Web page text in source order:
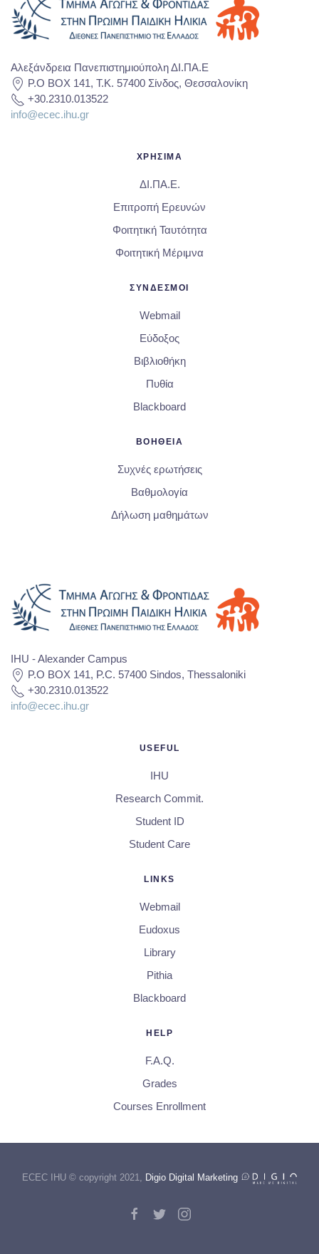
Αλεξάνδρεια Πανεπιστημιούπολη ΔΙ.ΠΑ.Ε
P.O BOX 141, T.K. 57400 Σίνδος, Θεσσαλονίκη
+30.2310.013522
info@ecec.ihu.gr
ΧΡΗΣΙΜΑ
ΔΙ.ΠΑ.Ε.
Επιτροπή Ερευνών
Φοιτητική Ταυτότητα
Φοιτητική Μέριμνα
ΣΥΝΔΕΣΜΟΙ
Webmail
Εύδοξος
Βιβλιοθήκη
Πυθία
Blackboard
ΒΟΗΘΕΙΑ
Συχνές ερωτήσεις
Βαθμολογία
Δήλωση μαθημάτων
IHU - Alexander Campus
P.O BOX 141, P.C. 57400 Sindos, Thessaloniki
+30.2310.013522
info@ecec.ihu.gr
USEFUL
IHU
Research Commit.
Student ID
Student Care
LINKS
Webmail
Eudoxus
Library
Pithia
Blackboard
HELP
F.A.Q.
Grades
Courses Enrollment
ECEC IHU © copyright 2021, Digio Digital Marketing